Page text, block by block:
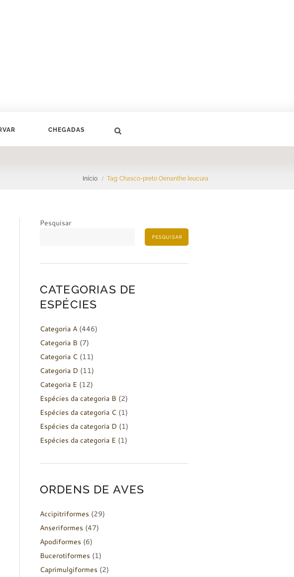
CHEGADAS
Início Tag: Chasco-preto Oenanthe leucura
Pesquisar
PESQUISAR
CATEGORIAS DE
ESPÉCIES
Categoria A(446)
Categoria B (7)
Categoria C(11)
Categoria D (11)
Categoria E (12)
Espécies da categoria B (2)
Espécies da categoria C(1)
Espécies da categoria D (1)
Espécies da categoria E (1)
ORDENS DE AVES
Accipitriformes (29)
Anseriformes (47)
Apodiformes (6)
Bucerotiformes (1)
Caprimulgiformes (2)